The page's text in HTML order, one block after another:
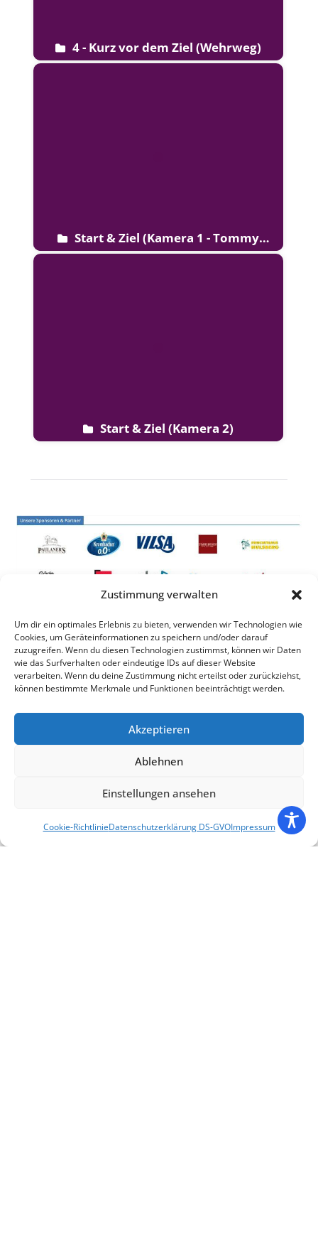
Zustimmung verwalten
Um dir ein optimales Erlebnis zu bieten, verwenden wir Technologien wie
Cookies, um Geräteinformationen zu speichern und/oder darauf
zuzugreifen. Wenn du diesen Technologien zustimmst, können wir Daten
wie das Surfverhalten oder eindeutige IDs auf dieser Website
verarbeiten. Wenn du deine Zustimmung nicht erteilst oder zurückziehst,
können bestimmte Merkmale und Funktionen beeinträchtigt werden.
Akzeptieren
Ablehnen
Einstellungen ansehen
Cookie-RichtlinieDatenschutzerklärung DS-GVOImpressum
4 - Kurz vor dem Ziel (Wehrweg)
Start & Ziel (Kamera 1 - Tommy
Döscher) LQ
Start & Ziel (Kamera 2)
Unsere Projekte
Firmenrabatt.comHelfendeHelden.comInklusionslauf.com